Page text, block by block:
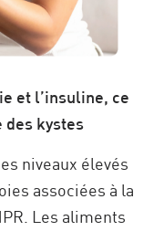
et l’insuline, ce
kystes
niveaux élevés
associées à la
Les aliments